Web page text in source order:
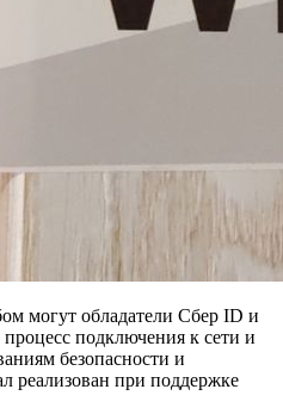
могут обладатели Сбер ID и
подключения к сети и
безопасности и
реализован при поддержке